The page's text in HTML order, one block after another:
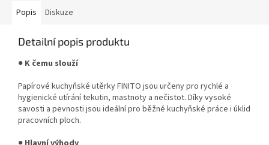
Popis Diskuze
Detailní popis produktu
● K čemu slouží
Papírové kuchyňské utěrky FINITO jsou určeny pro rychlé a
hygienické utírání tekutin, mastnoty a nečistot. Díky vysoké
savosti a pevnosti jsou ideální pro běžné kuchyňské práce i úklid
pracovních ploch.